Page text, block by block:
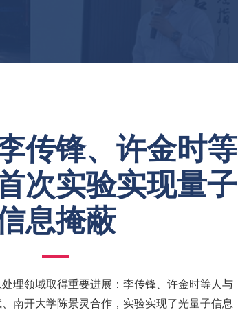
传锋、许金时等
次实验实现量子
息掩蔽
理领域取得重要进展：李传锋、许金时等人与
、南开大学陈景灵合作，实验实现了光量子信息